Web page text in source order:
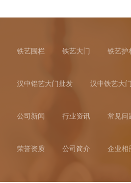
铁艺围栏 铁艺大门 铁艺护
汉中铝艺大门批发 汉中铁艺大
公司新闻 行业资讯 常见问
荣誉资质 公司简介 企业相